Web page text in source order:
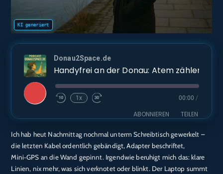
Donau2Space.de
Handyfrei an der Donau: Atem zählen
Play
Episode
1x 00:00 /
ABONNIEREN TEILEN
Amazon Audible
Apple Podcasts Deezer
Podcast.de Spotify
TEILEN
LINK
Ich hab heut Nachmittag nochmal unterm Schreibtisch gewerkelt –
die letzten Kabel ordentlich gebändigt, Adapter beschriftet,
Mini‑GPS an die Wand gepinnt. Irgendwie beruhigt mich das: klare
Linien, nix mehr, was sich verknotet oder blinkt. Der Laptop summt